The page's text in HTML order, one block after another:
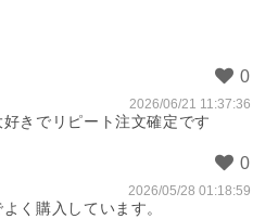
2026/06/21 11:37:36
きでリピート注文確定です
2026/05/28 01:18:59
く購入しています。